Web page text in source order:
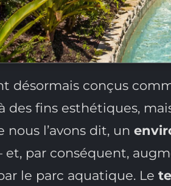
désormais conçus
fins esthétiques,
nous l’avons dit, un
par conséquent,
le parc aquatique. Le